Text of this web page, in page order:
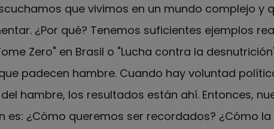
que vivimos en un mundo complejo y
¿Por qué? Tenemos suficientes ejemplos
Zero" en Brasil o "Lucha contra la
padecen hambre. Cuando hay voluntad
hambre, los resultados están ahí. Entonces,
es: ¿Cómo queremos ser recordados? ¿Cómo